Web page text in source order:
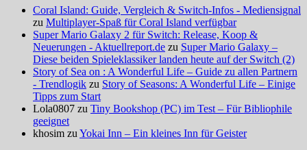
Coral Island: Guide, Vergleich & Switch-Infos - Mediensignal
zu Multiplayer-Spaß für Coral Island verfügbar
Super Mario Galaxy 2 für Switch: Release, Koop &
Neuerungen - Aktuellreport.de zu Super Mario Galaxy –
Diese beiden Spieleklassiker landen heute auf der Switch (2)
Story of Sea on : A Wonderful Life – Guide zu allen Partnern
- Trendlogik zu Story of Seasons: A Wonderful Life – Einige
Tipps zum Start
Lola0807 zu Tiny Bookshop (PC) im Test – Für Bibliophile
geeignet
khosim zu Yokai Inn – Ein kleines Inn für Geister